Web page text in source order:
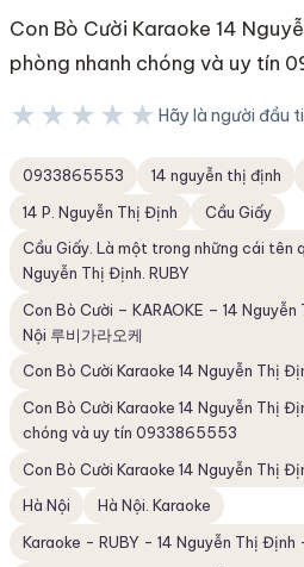
Con Bò Cười Karaoke 14
phòng nhanh chóng và uy tín
★★★★★ Hãy là người đầu
0933865553 14 nguyễn thị định
14 P. Nguyễn Thị Định
Cầu Giấy
Cầu Giấy. Là một trong những cái tên
Nguyễn Thị Định. RUBY
Con Bò Cười – KARAOKE – 14
Nội 루비가라오케
Con Bò Cười Karaoke 14 Nguyễn Thị
Con Bò Cười Karaoke 14 Nguyễn Thị
chóng và uy tín 0933865553
Con Bò Cười Karaoke 14 Nguyễn Thị
Hà Nội
Hà Nội. Karaoke
Karaoke - RUBY - 14 Nguyễn Thị